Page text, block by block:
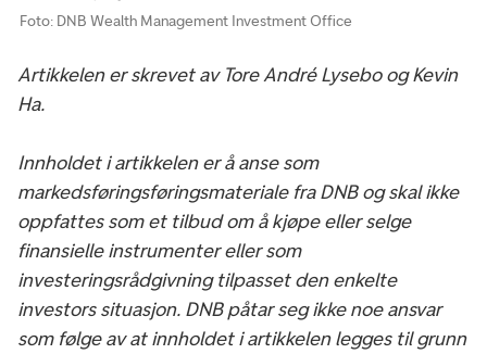
Foto: DNB Wealth Management Investment Office
Artikkelen er skrevet av Tore André Lysebo og Kevin
Ha.
Innholdet i artikkelen er å anse som
markedsføringsføringsmateriale fra DNB og skal ikke
oppfattes som et tilbud om å kjøpe eller selge
finansielle instrumenter eller som
investeringsrådgivning tilpasset den enkelte
investors situasjon. DNB påtar seg ikke noe ansvar
som følge av at innholdet i artikkelen legges til grunn